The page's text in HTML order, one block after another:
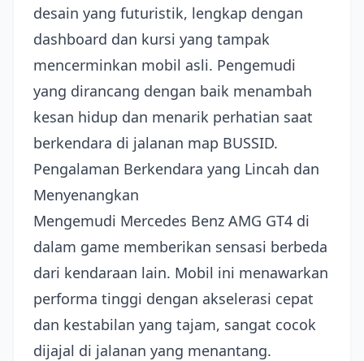
desain yang futuristik, lengkap dengan
dashboard dan kursi yang tampak
mencerminkan mobil asli. Pengemudi
yang dirancang dengan baik menambah
kesan hidup dan menarik perhatian saat
berkendara di jalanan map BUSSID.
Pengalaman Berkendara yang Lincah dan
Menyenangkan
Mengemudi Mercedes Benz AMG GT4 di
dalam game memberikan sensasi berbeda
dari kendaraan lain. Mobil ini menawarkan
performa tinggi dengan akselerasi cepat
dan kestabilan yang tajam, sangat cocok
dijajal di jalanan yang menantang.